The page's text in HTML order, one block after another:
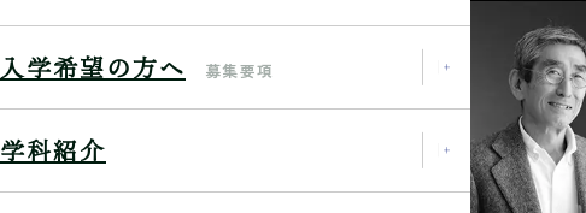
入学希望の方へ 募集要項
学科紹介